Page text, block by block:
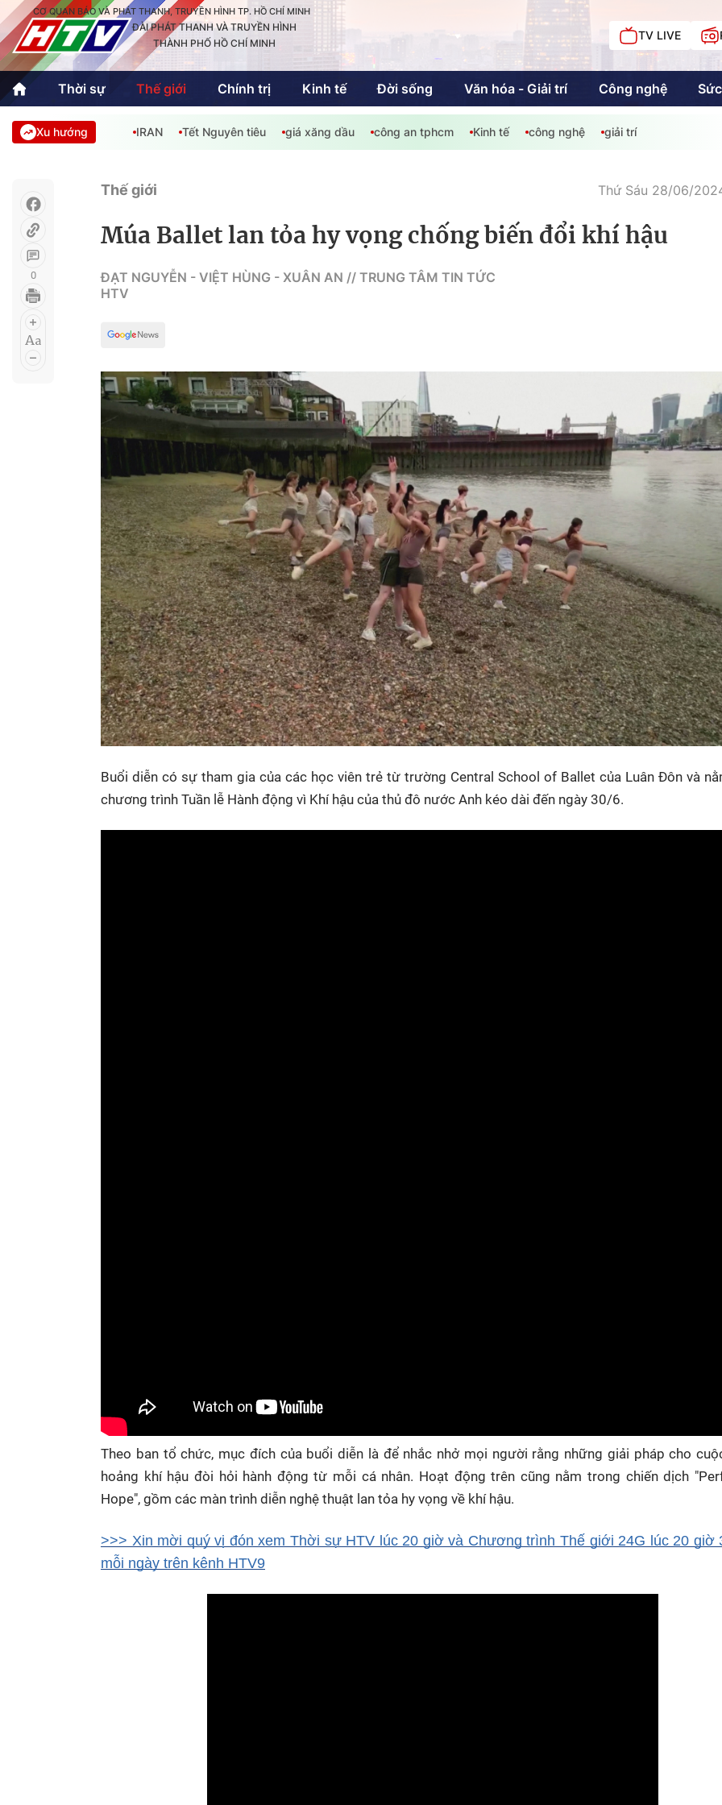
CƠ QUAN BÁO VÀ PHÁT THANH, TRUYỀN HÌNH TP. HỒ CHÍ MINH
ĐÀI PHÁT THANH VÀ TRUYỀN HÌNH
THÀNH PHỐ HỒ CHÍ MINH
TV LIVE
Thời sự Thế giới Chính trị Kinh tế Đời sống Văn hóa - Giải trí Công nghệ
Thời sự
Thể thao
Quốc tế
Văn hóa - Giải trí
Giáo dục Kinh tế
An Sinh
Sự kiện quan tâm
Chuyên đề
Không gian văn hóa
Hồ Chí Minh
Chuyển đổi số
HTV Show
Thành phố không
ngủ
Chậm
Bé xem gì
Mái ấm gia đình
Việt
Các show khác
Các chương trình
khác
HTV Phim
Phim truyền hình
Phim tài liệu
HTV Sự kiện
Made By Vietnam
Ngày hội HTV
Innovation Fest
Chung một tấm
lòng
Xu hướng IRAN Tết Nguyên tiêu giá xăng dầu công an tphcm Kinh tế công nghệ giải trí
0
Thế giới Thứ Sáu 28/06/
Múa Ballet lan tỏa hy vọng chống biến đổi khí hậu
ĐẠT NGUYỄN - VIỆT HÙNG - XUÂN AN // TRUNG TÂM TIN TỨC
HTV
Buổi diễn có sự tham gia của các học viên trẻ từ trường Central School of Ballet của Luân Đôn và
chương trình Tuần lễ Hành động vì Khí hậu của thủ đô nước Anh kéo dài đến ngày 30/6.
Theo ban tổ chức, mục đích của buổi diễn là để nhắc nhở mọi người rằng những giải pháp cho
hoảng khí hậu đòi hỏi hành động từ mỗi cá nhân. Hoạt động trên cũng nằm trong chiến dịch
Hope", gồm các màn trình diễn nghệ thuật lan tỏa hy vọng về khí hậu.
>>> Xin mời quý vị đón xem Thời sự HTV lúc 20 giờ và Chương trình Thế giới 24G lúc 20 giờ
mỗi ngày trên kênh HTV9